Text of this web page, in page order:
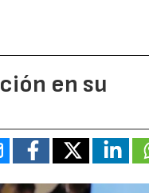
en su